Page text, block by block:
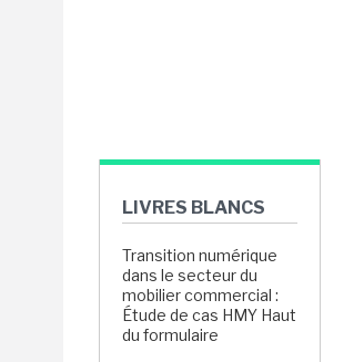
LIVRES BLANCS
Transition numérique
dans le secteur du
mobilier commercial :
Étude de cas HMY Haut
du formulaire